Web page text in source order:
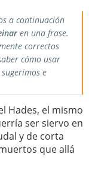
a continuación
en una frase.
correctos
cómo usar
e
Hades, el mismo
ser siervo en
y de corta
que allá